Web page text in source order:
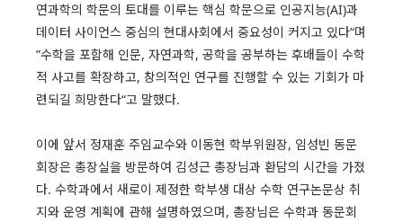
연과학의 학문의 토대를 이루는 핵심 학문으로 인공지능(AI)과
데이터 사이언스 중심의 현대사회에서 중요성이 커지고 있다“며
”수학을 포함해 인문, 자연과학, 공학을 공부하는 후배들이 수학
적 사고를 확장하고, 창의적인 연구를 진행할 수 있는 기회가 마
련되길 희망한다“고 말했다.
이에 앞서 정재훈 주임교수와 이동현 학부위원장, 임성빈 동문
회장은 총장실을 방문하여 김성근 총장님과 환담의 시간을 가졌
다. 수학과에서 새로이 제정한 학부생 대상 수학 연구논문상 취
지와 운영 계획에 관해 설명하였으며, 총장님은 수학과 동문회